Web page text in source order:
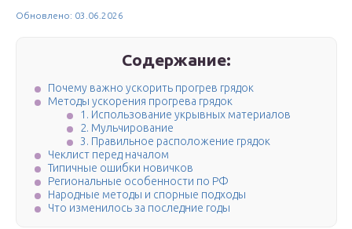
Обновлено: 03.06.2026
Содержание:
Почему важно ускорить прогрев грядок
Методы ускорения прогрева грядок
1. Использование укрывных материалов
2. Мульчирование
3. Правильное расположение грядок
Чеклист перед началом
Типичные ошибки новичков
Региональные особенности по РФ
Народные методы и спорные подходы
Что изменилось за последние годы